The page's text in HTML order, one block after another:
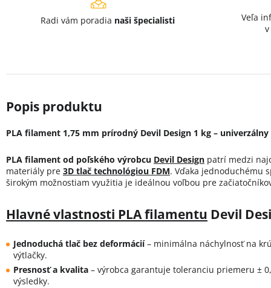
Radi vám poradia naši špecialisti
Veľa
v
PLA filament 1,75 mm prírodný Devil Design 1 kg –
PLA filament od poľského výrobcu Devil Design patrí medzi
materiály pre 3D tlač technológiou FDM. Vďaka jednoduchému
širokým možnostiam využitia je ideálnou voľbou pre
Hlavné vlastnosti PLA filamentu Devil
Jednoduchá tlač bez deformácií– minimálna náchylnosť na
výtlačky.
Presnosť a kvalita – výrobca garantuje toleranciu priemeru ±
výsledky.